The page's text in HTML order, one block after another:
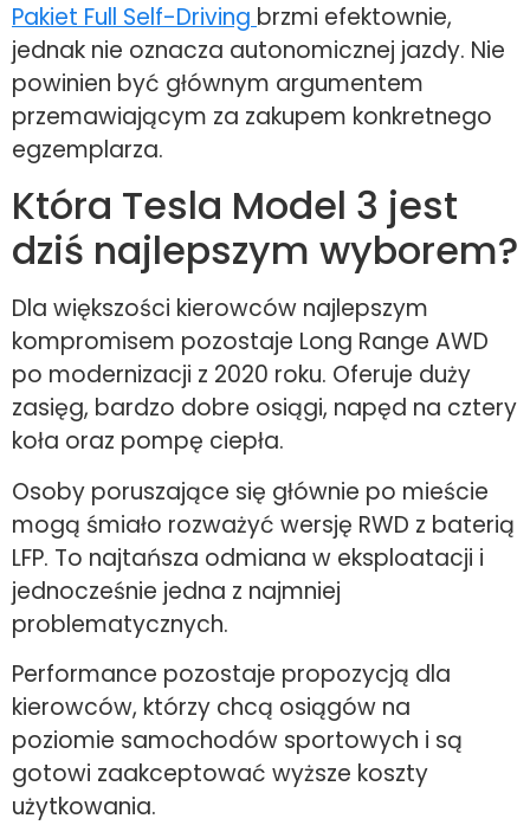
Pakiet Full Self-Driving brzmi efektownie,
jednak nie oznacza autonomicznej jazdy. Nie
powinien być głównym argumentem
przemawiającym za zakupem konkretnego
egzemplarza.
Która Tesla Model 3 jest
dziś najlepszym wyborem?
Dla większości kierowców najlepszym
kompromisem pozostaje Long Range AWD
po modernizacji z 2020 roku. Oferuje duży
zasięg, bardzo dobre osiągi, napęd na cztery
koła oraz pompę ciepła.
Osoby poruszające się głównie po mieście
mogą śmiało rozważyć wersję RWD z baterią
LFP. To najtańsza odmiana w eksploatacji i
jednocześnie jedna z najmniej
problematycznych.
Performance pozostaje propozycją dla
kierowców, którzy chcą osiągów na
poziomie samochodów sportowych i są
gotowi zaakceptować wyższe koszty
użytkowania.